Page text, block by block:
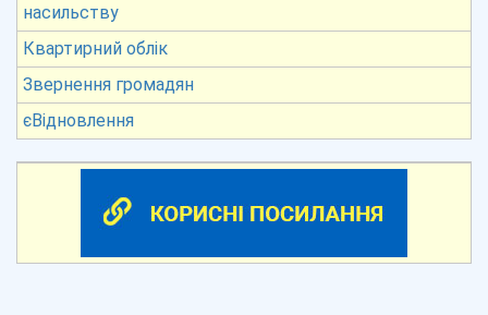
насильству
Квартирний облік
Звернення громадян
єВідновлення